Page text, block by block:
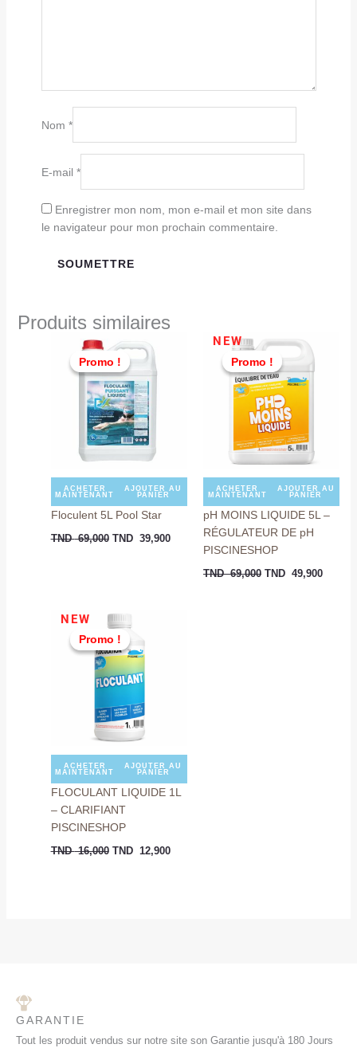
Nom *
E-mail *
Enregistrer mon nom, mon e-mail et mon site dans
le navigateur pour mon prochain commentaire.
Produits similaires
Promo !
Promo !
ACHETER
MAINTENANT
AJOUTER AU
PANIER
Floculent 5L Pool Star
TND69,000
prix
initial
était :
TND
69,000.
TND 39,900
Promo !
NEW
Promo !
ACHETER
MAINTENANT
AJOUTER AU
PANIER
pH MOINS LIQUIDE 5L –
RÉGULATEUR DE pH
PISCINESHOP
TND69,000
prix
initial
était :
TND
69,000.
TND 49,900
Promo !
NEW
Promo !
ACHETER
MAINTENANT
AJOUTER AU
PANIER
FLOCULANT LIQUIDE 1L
– CLARIFIANT
PISCINESHOP
TND16,000
Le
prix
initial
était :
TND
16,000.
TND 12,900
GARANTIE
Tout les produit vendus sur notre site son Garantie jusqu'à 180 Jours